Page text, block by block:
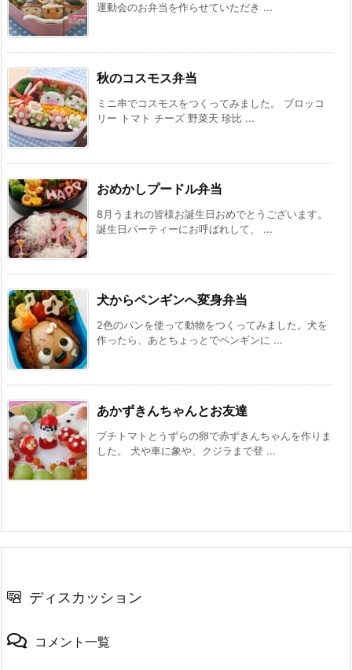
運動会のお弁当を作らせていただき ...
秋のコスモス弁当
ミニ串でコスモスをつくってみました。 ブロッコ
リー トマト チーズ 野菜天 珍比 ...
おめかしプードル弁当
8月うまれの皆様お誕生日おめでとうございます。
誕生日パーティーにお呼ばれして、 ...
犬からペンギンへ変身弁当
2色のパンを使って動物をつくってみました。犬を
作ったら、あとちょっとでペンギンに ...
あかずきんちゃんとお友達
プチトマトとうずらの卵で赤ずきんちゃんを作りま
した。 犬や車に象や、クジラまで登 ...
ディスカッション
コメント一覧